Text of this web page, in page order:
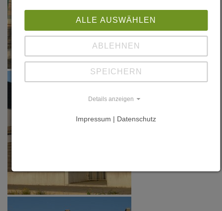
ALLE AUSWÄHLEN
ABLEHNEN
SPEICHERN
Details anzeigen
Impressum | Datenschutz